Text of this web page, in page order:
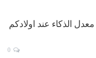
معدل الذكاء عند اولادكم